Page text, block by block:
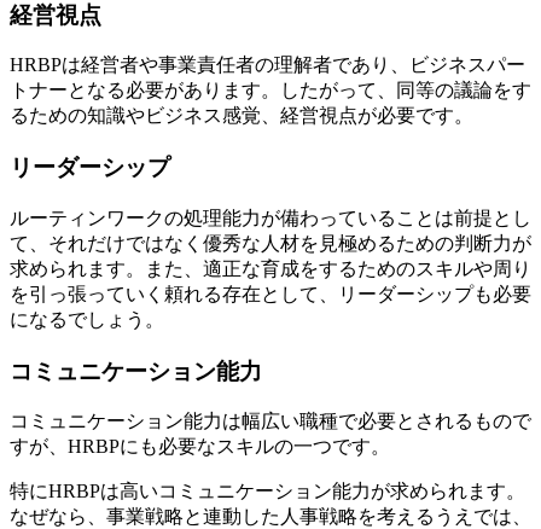
経営視点
HRBPは経営者や事業責任者の理解者であり、ビジネスパー
トナーとなる必要があります。したがって、同等の議論をす
るための知識やビジネス感覚、経営視点が必要です。
リーダーシップ
ルーティンワークの処理能力が備わっていることは前提とし
て、それだけではなく優秀な人材を見極めるための判断力が
求められます。また、適正な育成をするためのスキルや周り
を引っ張っていく頼れる存在として、リーダーシップも必要
になるでしょう。
コミュニケーション能力
コミュニケーション能力は幅広い職種で必要とされるもので
すが、HRBPにも必要なスキルの一つです。
特にHRBPは高いコミュニケーション能力が求められます。
なぜなら、事業戦略と連動した人事戦略を考えるうえでは、